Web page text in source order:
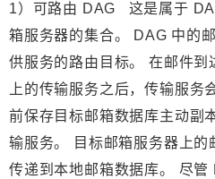
1）可路由 DAG 这是属于
箱服务器的集合。 DAG 中的
供服务的路由目标。 在邮件
上的传输服务之后，传输服务
前保存目标邮箱数据库主动副
输服务。 目标邮箱服务器上
传递到本地邮箱数据库。 尽管